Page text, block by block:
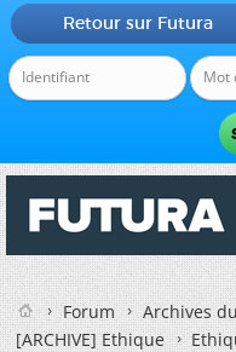
Retour sur Futura
Forum Archives
[ARCHIVE] Ethique